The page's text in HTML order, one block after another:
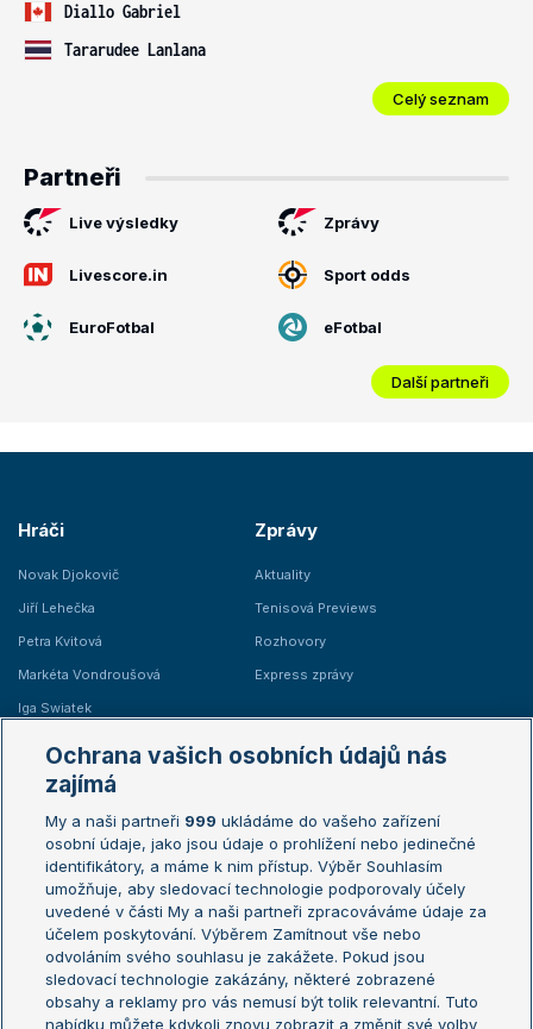
Diallo Gabriel
Tararudee Lanlana
Celý seznam
Partneři
Live výsledky Zprávy
Livescore.in Sport odds
EuroFotbal eFotbal
Další partneři
Hráči
Novak Djokovič
Jiří Lehečka
Petra Kvitová
Markéta Vondroušová
Iga Swiatek
Zprávy
Aktuality
Tenisová Previews
Rozhovory
Express zprávy
Žebříčky
Žebříček ATP (muži)
Žebříček WTA (ženy)
Sázkařský žebříček
Australian Open
French Open
Wimbledon
US Open
Turnaj mistrů
Turnaj mistryň
Ochrana vašich osobních údajů nás
zajímá
My a naši partneři 999 ukládáme do vašeho zařízení
osobní údaje, jako jsou údaje o prohlížení nebo jedinečné
identifikátory, a máme k nim přístup. Výběr Souhlasím
umožňuje, aby sledovací technologie podporovaly účely
uvedené v části My a naši partneři zpracováváme údaje za
účelem poskytování. Výběrem Zamítnout vše nebo
odvoláním svého souhlasu je zakážete. Pokud jsou
sledovací technologie zakázány, některé zobrazené
obsahy a reklamy pro vás nemusí být tolik relevantní. Tuto
nabídku můžete kdykoli znovu zobrazit a změnit své volby